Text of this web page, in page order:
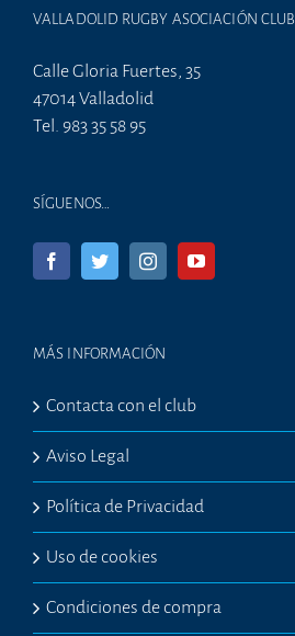
VALLADOLID RUGBY ASOCIACIÓN CLUB
Calle Gloria Fuertes, 35
47014 Valladolid
Tel. 983 35 58 95
SÍGUENOS…
MÁS INFORMACIÓN
Contacta con el club
Aviso Legal
Política de Privacidad
Uso de cookies
Condiciones de compra